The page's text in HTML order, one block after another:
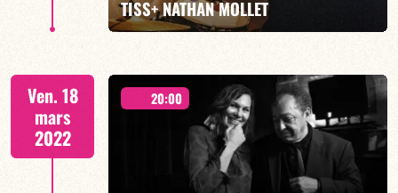
TISS+ NATHAN MOLLET
Ven. 18
mars
2022
20:00